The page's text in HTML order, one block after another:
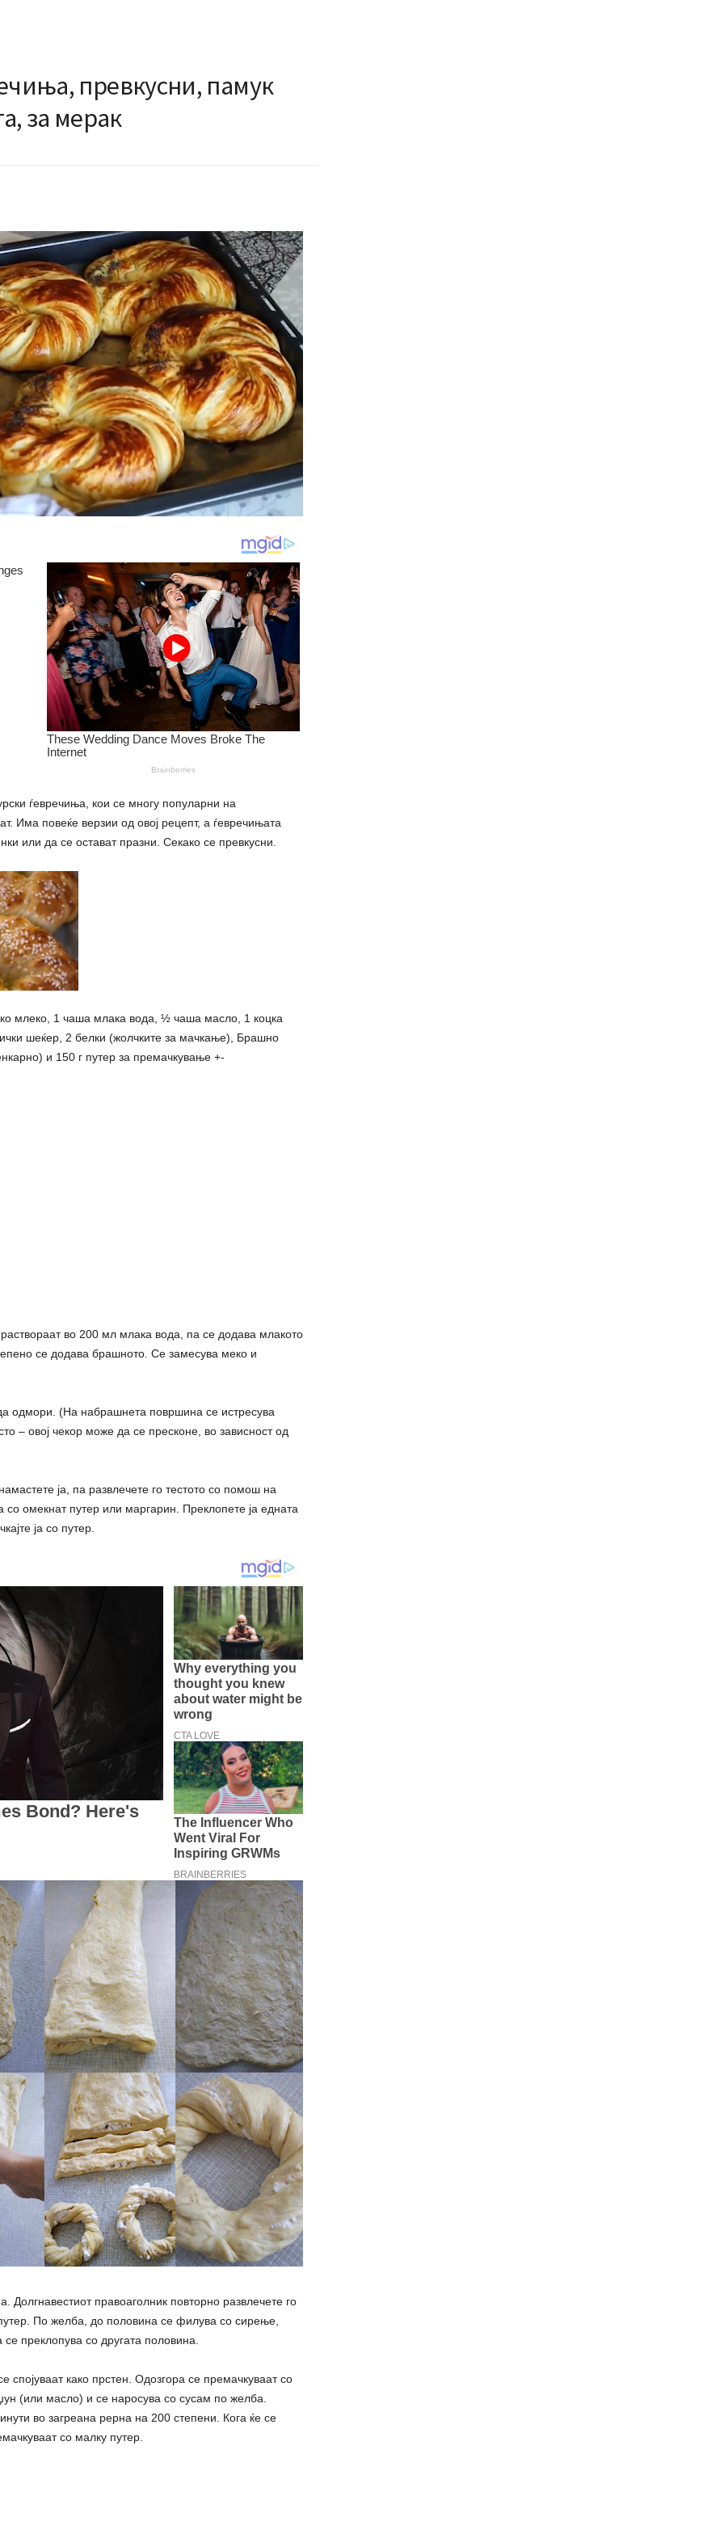
превкусни, памук
за мерак
ѓевречиња, кои се многу популарни на
Има повеќе верзии од овој рецепт, а ѓевречињата
или да се остават празни. Секако се превкусни.
млеко, 1 чаша млака вода, ½ чаша масло, 1 коцка
шеќер, 2 белки (жолчките за мачкање), Брашно
и 150 г путер за премачкување +-
во 200 мл млака вода, па се додава млакото
се додава брашното. Се замесува меко и
одмори. (На набрашнета површина се истресува
– овој чекор може да се пресконе, во зависност од
ја, па развлечете го тестото со помош на
со омекнат путер или маргарин. Преклопете ја едната
ја со путер.
Долгнавестиот правоаголник повторно развлечете го
По желба, до половина се филува со сирење,
преклопува со другата половина.
спојуваат како прстен. Одозгора се премачкуваат со
(или масло) и се наросува со сусам по желба.
во загреана рерна на 200 степени. Кога ќе се
со малку путер.